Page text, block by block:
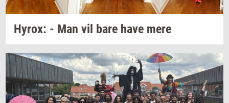
Hyrox: - Man vil bare have mere